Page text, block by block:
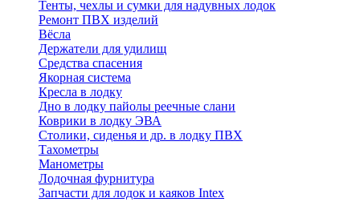
Тенты, чехлы и сумки для надувных лодок
Ремонт ПВХ изделий
Вёсла
Держатели для удилищ
Средства спасения
Якорная система
Кресла в лодку
Дно в лодку пайолы реечные слани
Коврики в лодку ЭВА
Столики, сиденья и др. в лодку ПВХ
Тахометры
Манометры
Лодочная фурнитура
Запчасти для лодок и каяков Intex